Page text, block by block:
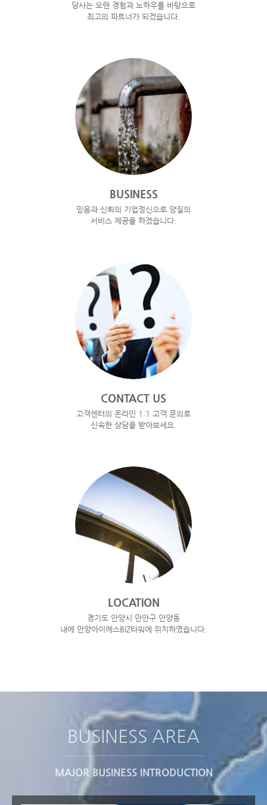
당사는 오랜 경험과 노하우를 바탕으로
최고의 파트너가 되겠습니다.
BUSINESS
믿음과 신뢰의 기업정신으로 양질의
서비스 제공을 하겠습니다.
CONTACT US
고객센터의 온라인 1:1 고객 문의로
신속한 상담을 받아보세요.
LOCATION
경기도 안양시 만안구 안양동
내에 안양아이에스BIZ타워에 위치하였습니다.
BUSINESS AREA
MAJOR BUSINESS INTRODUCTION